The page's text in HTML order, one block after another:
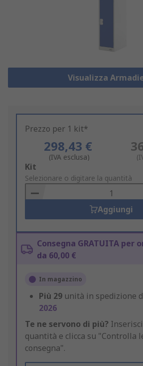
Visualizza
Prezzo per 1 kit*
298,43 €
(IVA esclusa)
Add
to
Basket
Kit
Selezionare o digitare la quantità
Aggiungi
Consegna GRATUITA per
da 60,00 €
In magazzino
Più 29 unità in spedizione
2026
Te ne servono di più?
quantità e clicca su "Controlla
consegna".